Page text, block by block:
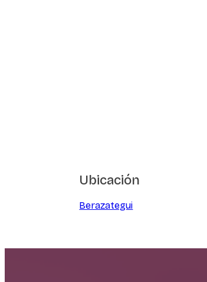
Ubicación
Berazategui